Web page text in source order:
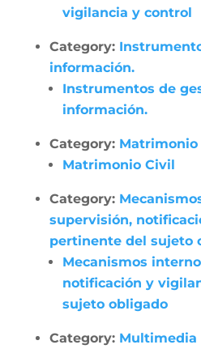
vigilancia y control
Category:
información.
Instrumentos de
información.
Category: Matrimonio
Matrimonio Civil
Category:
supervisión,
pertinente del sujeto
Mecanismos
notificación y
sujeto obligado
Category: Multimedia